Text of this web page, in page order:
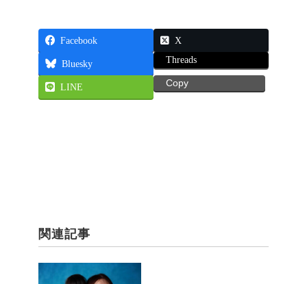
Facebook X
Bluesky Threads
LINE Copy
関連記事